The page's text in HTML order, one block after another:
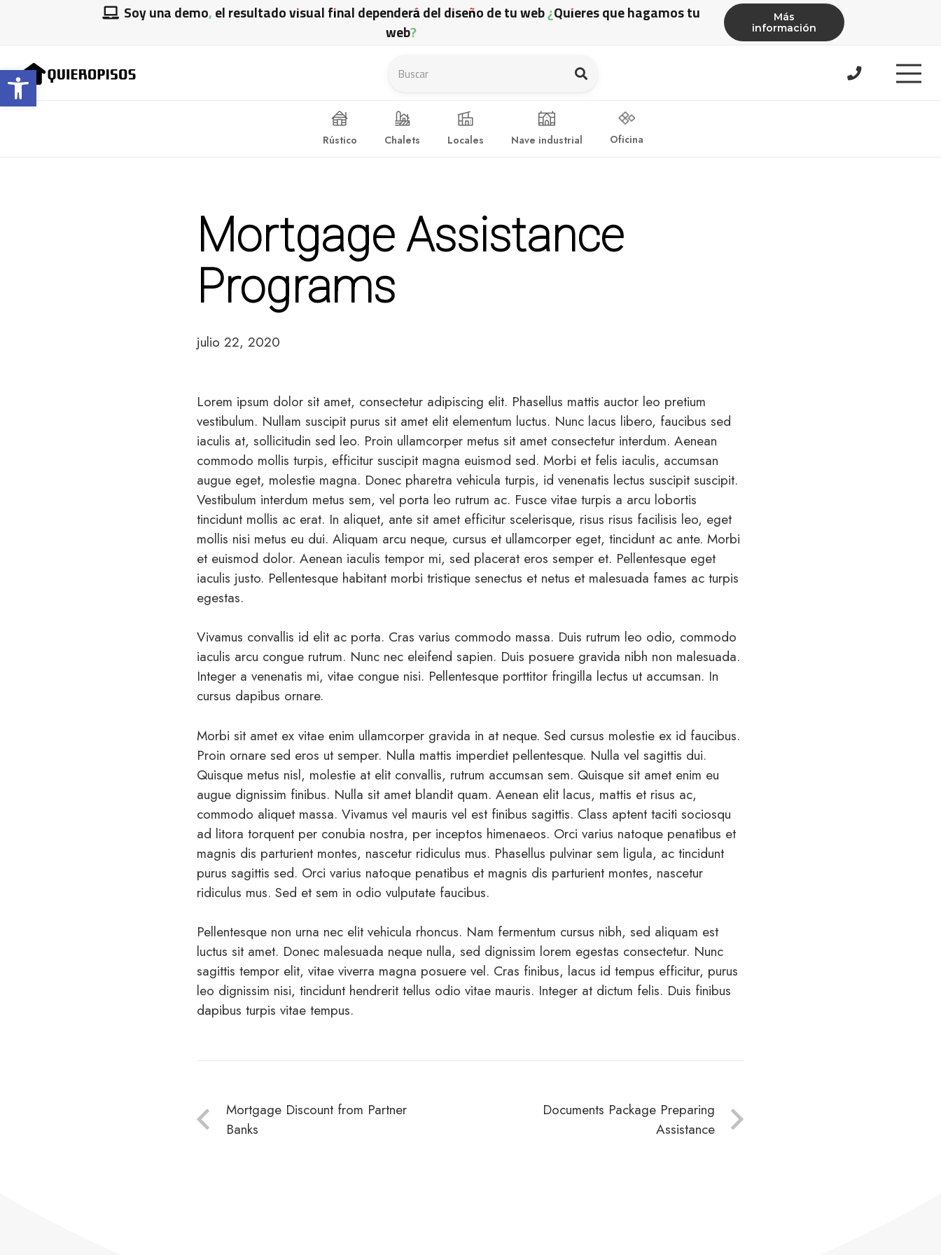
Abrir barra de herramientas
Soy una demo, el resultado visual final dependerá del diseño de tu web ¿Quieres que hagamos tu
web?
Más
información
Rústico Chalets Locales Nave industrial Oficina
Mortgage Assistance
Programs
julio 22, 2020
Lorem ipsum dolor sit amet, consectetur adipiscing elit. Phasellus mattis auctor leo pretium
vestibulum. Nullam suscipit purus sit amet elit elementum luctus. Nunc lacus libero, faucibus sed
iaculis at, sollicitudin sed leo. Proin ullamcorper metus sit amet consectetur interdum. Aenean
commodo mollis turpis, efficitur suscipit magna euismod sed. Morbi et felis iaculis, accumsan
augue eget, molestie magna. Donec pharetra vehicula turpis, id venenatis lectus suscipit suscipit.
Vestibulum interdum metus sem, vel porta leo rutrum ac. Fusce vitae turpis a arcu lobortis
tincidunt mollis ac erat. In aliquet, ante sit amet efficitur scelerisque, risus risus facilisis leo, eget
mollis nisi metus eu dui. Aliquam arcu neque, cursus et ullamcorper eget, tincidunt ac ante. Morbi
et euismod dolor. Aenean iaculis tempor mi, sed placerat eros semper et. Pellentesque eget
iaculis justo. Pellentesque habitant morbi tristique senectus et netus et malesuada fames ac turpis
egestas.
Vivamus convallis id elit ac porta. Cras varius commodo massa. Duis rutrum leo odio, commodo
iaculis arcu congue rutrum. Nunc nec eleifend sapien. Duis posuere gravida nibh non malesuada.
Integer a venenatis mi, vitae congue nisi. Pellentesque porttitor fringilla lectus ut accumsan. In
cursus dapibus ornare.
Morbi sit amet ex vitae enim ullamcorper gravida in at neque. Sed cursus molestie ex id faucibus.
Proin ornare sed eros ut semper. Nulla mattis imperdiet pellentesque. Nulla vel sagittis dui.
Quisque metus nisl, molestie at elit convallis, rutrum accumsan sem. Quisque sit amet enim eu
augue dignissim finibus. Nulla sit amet blandit quam. Aenean elit lacus, mattis et risus ac,
commodo aliquet massa. Vivamus vel mauris vel est finibus sagittis. Class aptent taciti sociosqu
ad litora torquent per conubia nostra, per inceptos himenaeos. Orci varius natoque penatibus et
magnis dis parturient montes, nascetur ridiculus mus. Phasellus pulvinar sem ligula, ac tincidunt
purus sagittis sed. Orci varius natoque penatibus et magnis dis parturient montes, nascetur
ridiculus mus. Sed et sem in odio vulputate faucibus.
Pellentesque non urna nec elit vehicula rhoncus. Nam fermentum cursus nibh, sed aliquam est
luctus sit amet. Donec malesuada neque nulla, sed dignissim lorem egestas consectetur. Nunc
sagittis tempor elit, vitae viverra magna posuere vel. Cras finibus, lacus id tempus efficitur, purus
leo dignissim nisi, tincidunt hendrerit tellus odio vitae mauris. Integer at dictum felis. Duis finibus
dapibus turpis vitae tempus.
Mortgage Discount from Partner
Banks
Documents Package Preparing
Assistance